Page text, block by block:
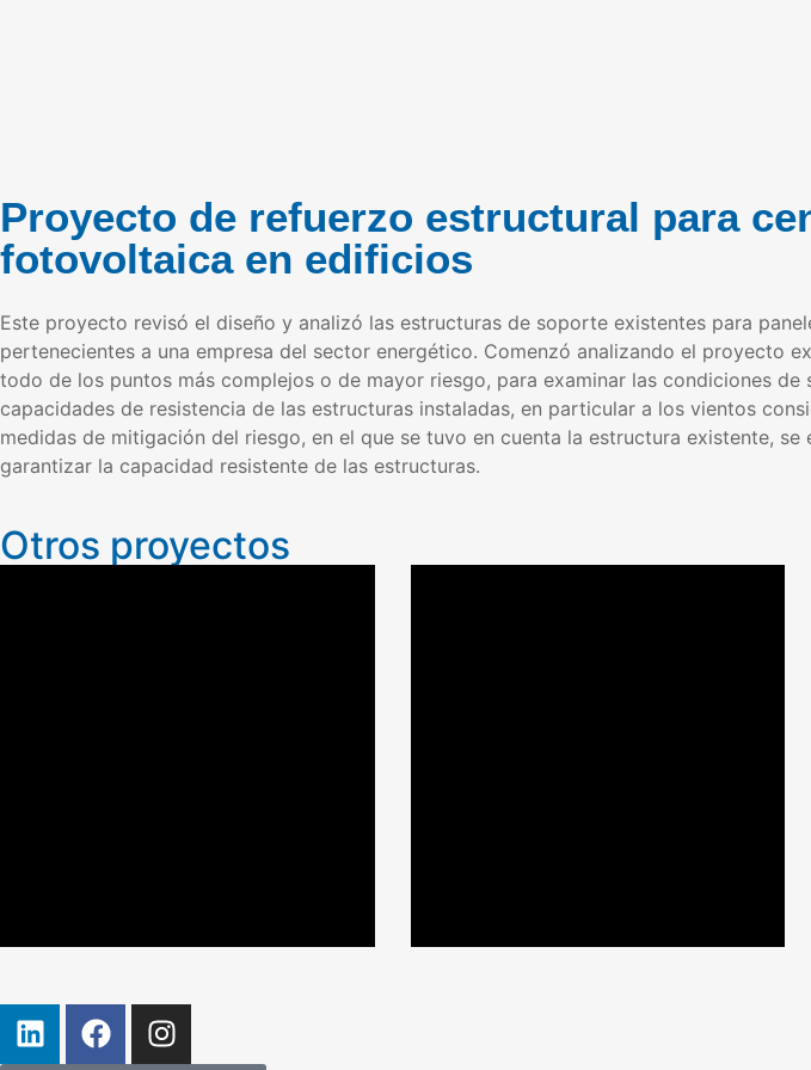
Proyecto de refuerzo estructural para
fotovoltaica en edificios
Este proyecto revisó el diseño y analizó las estructuras de soporte existentes para
pertenecientes a una empresa del sector energético. Comenzó analizando el proyecto
todo de los puntos más complejos o de mayor riesgo, para examinar las condiciones
capacidades de resistencia de las estructuras instaladas, en particular a los vientos
medidas de mitigación del riesgo, en el que se tuvo en cuenta la estructura existente,
garantizar la capacidad resistente de las estructuras.
Otros proyectos